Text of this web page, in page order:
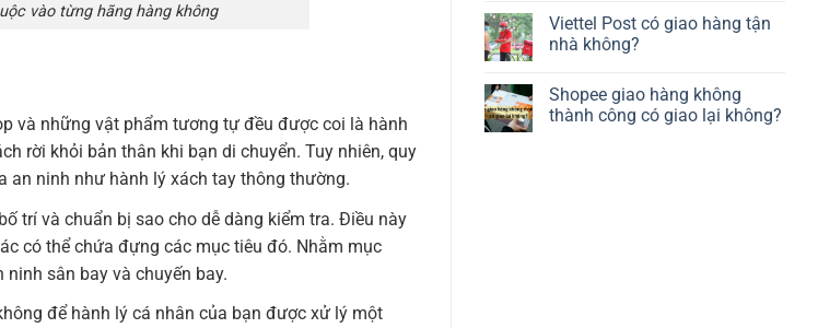
vào từng hãng hàng không
và những vật phẩm tương tự đều được coi là hành
rời khỏi bản thân khi bạn di chuyển. Tuy nhiên, quy
an ninh như hành lý xách tay thông thường.
trí và chuẩn bị sao cho dễ dàng kiểm tra. Điều này
có thể chứa đựng các mục tiêu đó. Nhằm mục
sân bay và chuyến bay.
để hành lý cá nhân của bạn được xử lý một
Viettel Post có giao hàng tận
nhà không?
Shopee giao hàng không
thành công có giao lại không?